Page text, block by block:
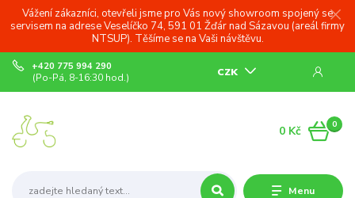
Vážení zákazníci, otevřeli jsme pro Vás nový showroom spojený se
servisem na adrese Veselíčko 74, 591 01 Žďár nad Sázavou (areál firmy
NTSUP). Těšíme se na Vaši návštěvu.
Menu
CZK
+420 775 994 290
(Po-Pá, 8-16:30 hod.)
0
0 Kč